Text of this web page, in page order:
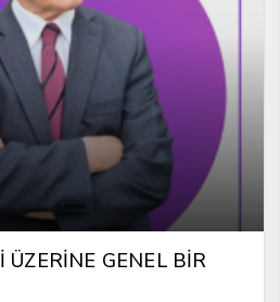
ÜZERİNE GENEL BİR